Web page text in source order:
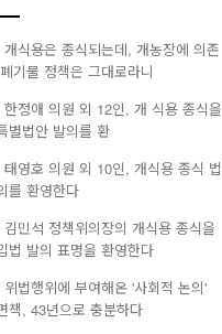
식용은 종식되는데, 개농장에 의존
기물 정책은 그대로라니
한정애 의원 외 12인, 개 식용 종식을
별법안 발의를 환
영호 의원 외 10인, 개식용 종식 법
를 환영한다
민석 정책위의장의 개식용 종식을
법 발의 표명을 환영한다
법행위에 부여해온 '사회적 논의'
책, 43년으로 충분하다